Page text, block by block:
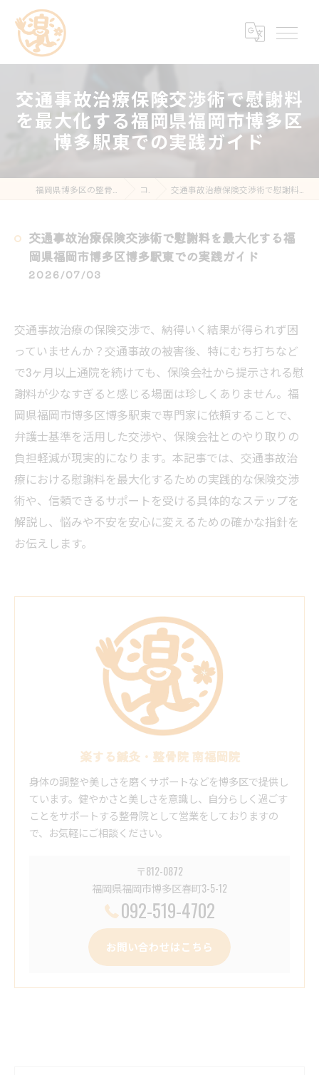
交通事故治療保険交渉術で慰謝料
を最大化する福岡県福岡市博多区
博多駅東での実践ガイド
コラム 交通事故治療保険交渉術で慰謝料を最大化する福岡県福岡市博多区博多駅東での実践ガイド
交通事故治療保険交渉術で慰謝料を最大化する福
岡県福岡市博多区博多駅東での実践ガイド
2026/07/03
交通事故治療の保険交渉で、納得いく結果が得られず困
っていませんか？交通事故の被害後、特にむち打ちなど
で3ヶ月以上通院を続けても、保険会社から提示される慰
謝料が少なすぎると感じる場面は珍しくありません。福
岡県福岡市博多区博多駅東で専門家に依頼することで、
弁護士基準を活用した交渉や、保険会社とのやり取りの
負担軽減が現実的になります。本記事では、交通事故治
療における慰謝料を最大化するための実践的な保険交渉
術や、信頼できるサポートを受ける具体的なステップを
解説し、悩みや不安を安心に変えるための確かな指針を
お伝えします。
楽する鍼灸・整骨院 南福岡院
身体の調整や美しさを磨くサポートなどを博多区で提供し
ています。健やかさと美しさを意識し、自分らしく過ごす
ことをサポートする整骨院として営業をしておりますの
で、お気軽にご相談ください。
〒812-0872
福岡県福岡市博多区春町3-5-12
092-519-4702
お問い合わせはこちら